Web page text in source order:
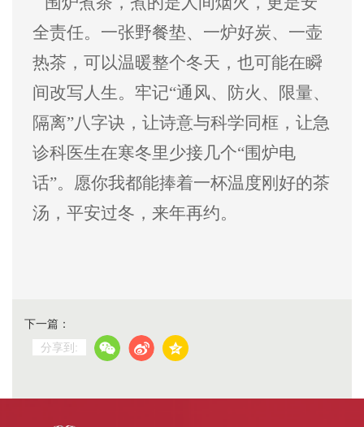
全责任。一张野餐垫、一炉好炭、一壶
热茶，可以温暖整个冬天，也可能在瞬
间改写人生。牢记“通风、防火、限量、
隔离”八字诀，让诗意与科学同框，让急
诊科医生在寒冬里少接几个“围炉电
话”。愿你我都能捧着一杯温度刚好的茶
汤，平安过冬，来年再约。
下一篇：
分享到: